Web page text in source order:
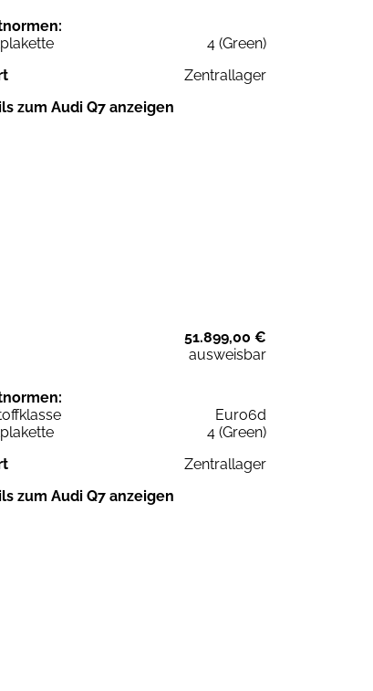
4 (Green)
Zentrallager
zum Audi Q7 anzeigen
51.899,00 €
ausweisbar
Euro6d
4 (Green)
Zentrallager
zum Audi Q7 anzeigen